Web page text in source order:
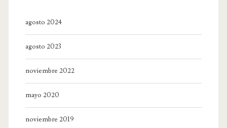
agosto 2024
agosto 2023
noviembre 2022
mayo 2020
noviembre 2019